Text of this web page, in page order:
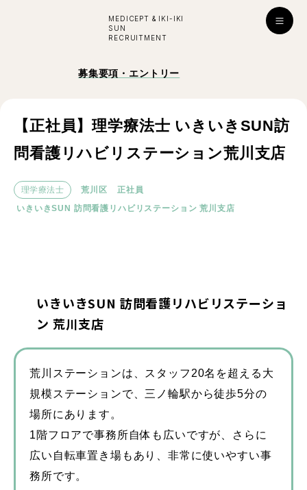
MEDICEPT & IKI-IKI
SUN
RECRUITMENT
はたらく環境
お知らせ・イベント
入社お祝い金プレゼント！
募集要項・エントリー
【正社員】理学療法士 いきいきSUN訪
問看護リハビリステーション荒川支店
理学療法士 荒川区
正社員
いきいきSUN 訪問看護リハビリステーション 荒川支店
いきいきSUN 訪問看護リハビリステーショ
ン 荒川支店
荒川ステーションは、スタッフ20名を超える大
規模ステーションで、三ノ輪駅から徒歩5分の
場所にあります。
1階フロアで事務所自体も広いですが、さらに
広い自転車置き場もあり、非常に使いやすい事
務所です。